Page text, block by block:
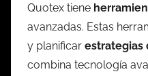
Quotex tiene
avanzadas. Estas
y planificar estrategias
combina tecnología